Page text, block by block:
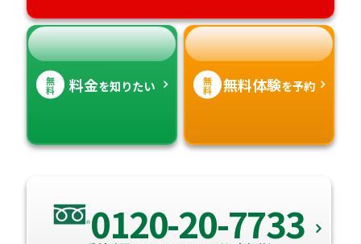
無
料 料金を知りたい 無
料 無料体験を予約
0120-20-7733